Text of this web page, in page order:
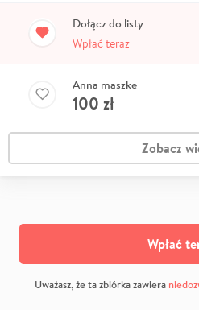
Dołącz do listy
Wpłać teraz
Anna maszke
100 zł
Zobacz
Wpłać
Uważasz, że ta zbiórka zawiera